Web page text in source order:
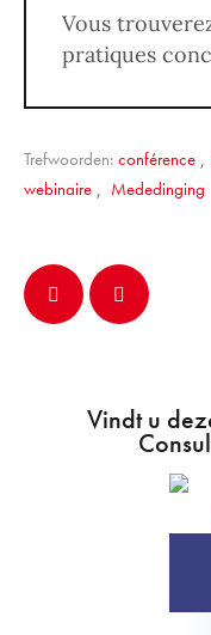
Vous
pratiques
Trefwoorden: conférence
webinaire , Mededinging
Vindt u